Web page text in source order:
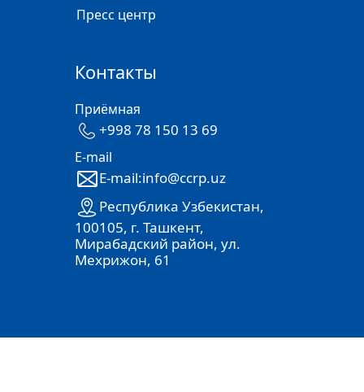
Пресс центр
Контакты
Приёмная
+998 78 150 13 69
E-mail
E-mail:info@ccrp.uz
Республика Узбекистан,
100105, г. Ташкент,
Мирабадский район, ул.
Мехрижон, 61